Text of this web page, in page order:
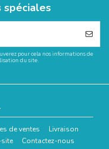
spéciales
pour cela nos informations de
du site.
de ventes
Livraison
Contactez-nous